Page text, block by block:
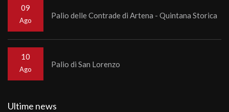
09
Ago
Palio delle Contrade di Artena - Quintana Storica
10
Ago
Palio di San Lorenzo
Ultime news